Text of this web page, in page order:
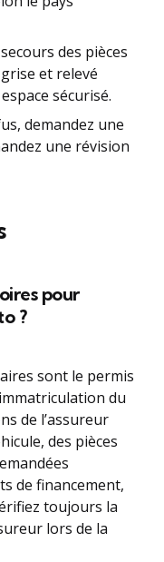
des pièces
et relevé
sécurisé.
demandez une
une révision
pour
?
sont le permis
du
de l’assureur
des pièces
de financement,
toujours la
lors de la